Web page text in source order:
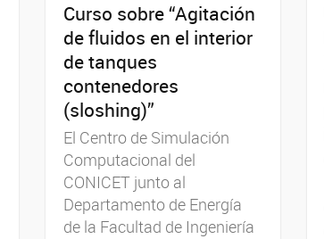
Curso sobre “Agitación
de fluidos en el interior
de tanques
contenedores
(sloshing)”
El Centro de Simulación
Computacional del
CONICET junto al
Departamento de Energía
de la Facultad de Ingeniería